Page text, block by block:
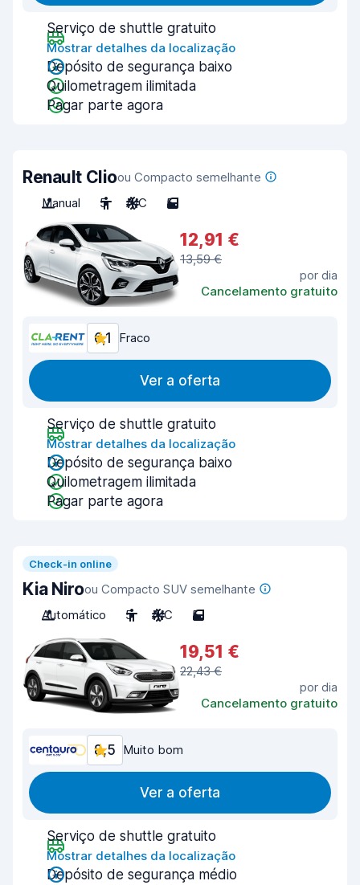
Serviço de shuttle gratuito
Mostrar detalhes da localização
Depósito de segurança baixo
Quilometragem ilimitada
Pagar parte agora
Renault Clioou Compacto semelhante
Manual
5 A/C 5
12,91 €
13,59 €
por dia
Cancelamento gratuito
6,1 Fraco
Ver a oferta
Serviço de shuttle gratuito
Mostrar detalhes da localização
Depósito de segurança baixo
Quilometragem ilimitada
Pagar parte agora
Check-in online
Kia Niroou Compacto SUV semelhante
Automático
5 A/C 5
19,51 €
22,43 €
por dia
Cancelamento gratuito
8,5 Muito bom
Ver a oferta
Serviço de shuttle gratuito
Mostrar detalhes da localização
Depósito de segurança médio